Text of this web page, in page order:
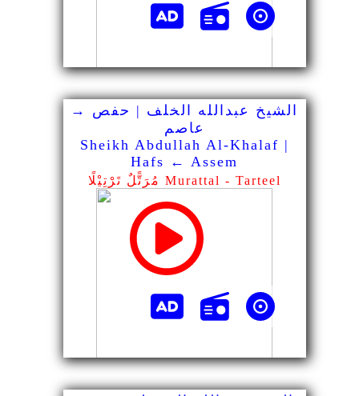
الشيخ عبدالله الخلف | حفص →
عاصم
Sheikh Abdullah Al-Khalaf |
Hafs ← Assem
مُرَتًّلٌ تَرْتِيْلًا Murattal - Tarteel